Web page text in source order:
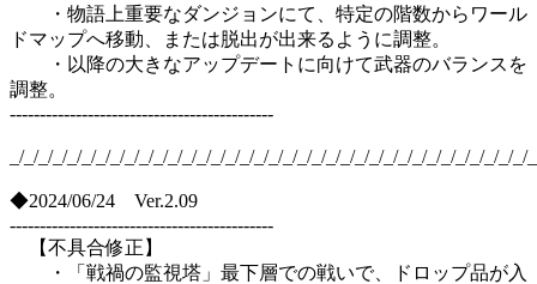
・物語上重要なダンジョンにて、特定の階数からワール
ドマップへ移動、または脱出が出来るように調整。
・以降の大きなアップデートに向けて武器のバランスを
調整。
--------------------------------------------
_/_/_/_/_/_/_/_/_/_/_/_/_/_/_/_/_/_/_/_/_/_/_/_/_/_/_/_/_/_/_/_/_/_/_/
◆2024/06/24 Ver.2.09
--------------------------------------------
【不具合修正】
・「戦禍の監視塔」最下層での戦いで、ドロップ品が入